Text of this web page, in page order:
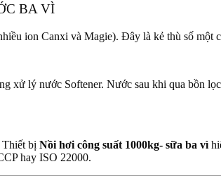
BA VÌ
ion Canxi và Magie). Đây là kẻ thù số một
xử lý nước Softener. Nước sau khi qua bồn
Thiết bị Nồi hơi công suất 1000kg- sữa ba vì
hay ISO 22000.